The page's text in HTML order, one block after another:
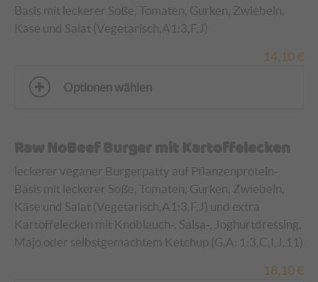
Basis mit leckerer Soße, Tomaten, Gurken, Zwiebeln,
Käse und Salat (Vegetarisch,A1:3,F,J)
14,10 €
Optionen wählen
Raw NoBeef Burger mit Kartoffelecken
leckerer veganer Burgerpatty auf Pflanzenprotein-
Basis mit leckerer Soße, Tomaten, Gurken, Zwiebeln,
Käse und Salat (Vegetarisch,A1:3,F,J) und extra
Kartoffelecken mit Knoblauch-, Salsa-, Joghurtdressing,
Majo oder selbstgemachtem Ketchup (G,A: 1:3,C,I,J,11)
18,10 €